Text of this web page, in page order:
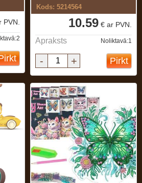
PVN.
Kods: 5214564
10.59 € ar PVN.
Apraksts Noliktavā:1
- + Pirkt